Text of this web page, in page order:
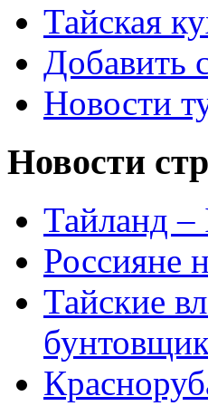
Тайская
Добавить
Новости
Новости
Тайланд –
Россияне
Тайские